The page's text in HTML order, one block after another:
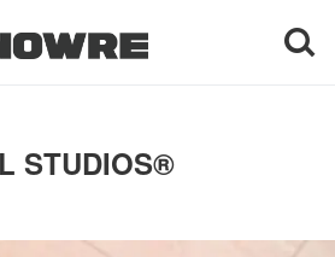
每日鲜榨
STUDIOS®